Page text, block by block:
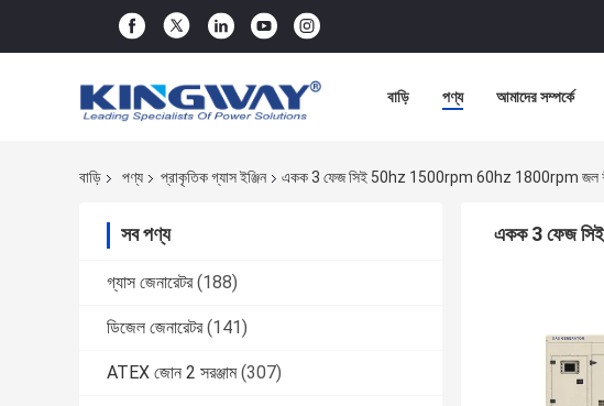
বাড়ি পণ্য আমাদের সম্পর্কে
বাড়ি পণ্য প্রাকৃতিক গ্যাস ইঞ্জিন একক 3 ফেজ সিই 50hz 1500rpm 60hz 1800rpm জল শীতল
সব পণ্য
গ্যাস জেনারেটর (188)
ডিজেল জেনারেটর (141)
ATEX জোন 2 সরঞ্জাম (307)
একক 3 ফেজ সিই